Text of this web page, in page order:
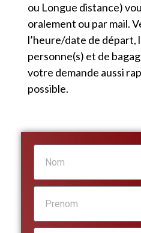
ou Longue distance)
oralement ou par mail.
l’heure/date de départ,
personne(s) et de
votre demande aussi
possible.